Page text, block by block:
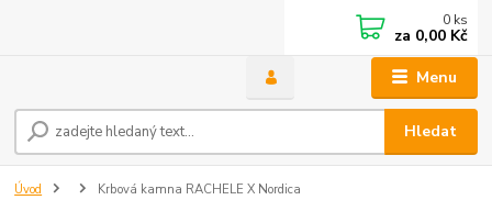
Menu
Hledat
0 ks
za 0,00 Kč
Úvod Krbová kamna RACHELE X Nordica